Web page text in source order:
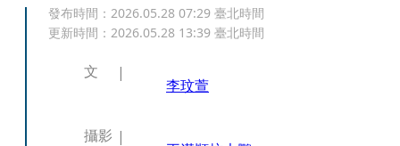
發布時間： 2026.05.28 07:29 臺北時間
更新時間： 2026.05.28 13:39 臺北時間
文
李玟萱
攝影